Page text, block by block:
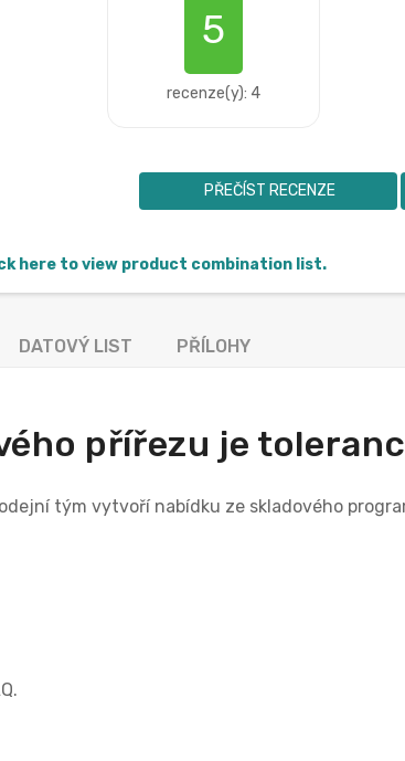
5
recenze(y): 4
PŘEČÍST RECENZE
here to view product combination list.
DATOVÝ LIST PŘÍLOHY
přířezu je
tým vytvoří nabídku ze skladového